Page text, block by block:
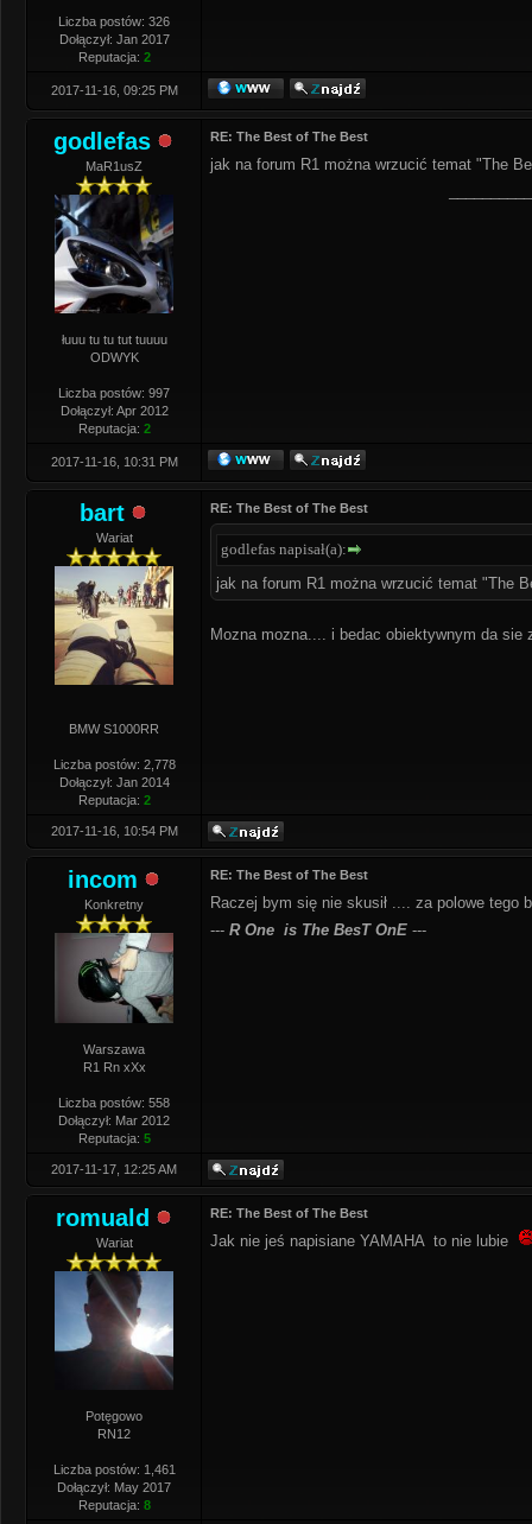
Liczba postów: 326
Dołączył: Jan 2017
Reputacja: 2
2017-11-16, 09:25 PM
godlefas
MaR1usZ
łuuu tu tu tut tuuuu
ODWYK
Liczba postów: 997
Dołączył: Apr 2012
Reputacja: 2
RE: The Best of The Best
jak na forum R1 można wrzucić temat "The
2017-11-16, 10:31 PM
bart
Wariat
BMW S1000RR
Liczba postów: 2,778
Dołączył: Jan 2014
Reputacja: 2
RE: The Best of The Best
godlefas napisał(a):
jak na forum R1 można wrzucić temat "The
Mozna mozna.... i bedac obiektywnym da sie
2017-11-16, 10:54 PM
incom
Konkretny
Warszawa
R1 Rn xXx
Liczba postów: 558
Dołączył: Mar 2012
Reputacja: 5
RE: The Best of The Best
Raczej bym się nie skusił .... za polowe tego
--- R One is The BesT OnE ---
2017-11-17, 12:25 AM
romuald
Wariat
Potęgowo
RN12
Liczba postów: 1,461
Dołączył: May 2017
Reputacja: 8
RE: The Best of The Best
Jak nie jeś napisiane YAMAHA to nie lubie